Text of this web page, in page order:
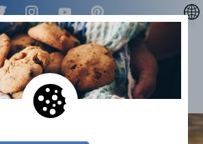
CATALÀ
ENGLISH
ESPAÑOL
wichtigsten
in Sitges in diesem Herbst